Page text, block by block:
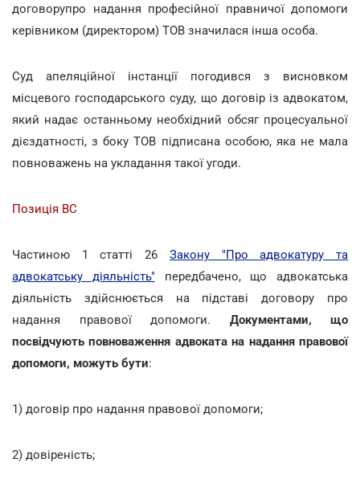
договорупро надання професійної правничої допомоги
керівником (директором) ТОВ значилася інша особа.
Суд апеляційної інстанції погодився з висновком
місцевого господарського суду, що договір із адвокатом,
який надає останньому необхідний обсяг процесуальної
дієздатності, з боку ТОВ підписана особою, яка не мала
повноважень на укладання такої угоди.
Позиція ВС
Частиною 1 статті 26 Закону "Про адвокатуру та
адвокатську діяльність" передбачено, що адвокатська
діяльність здійснюється на підставі договору про
надання правової допомоги. Документами, що
посвідчують повноваження адвоката на надання правової
допомоги, можуть бути:
1) договір про надання правової допомоги;
2) довіреність;